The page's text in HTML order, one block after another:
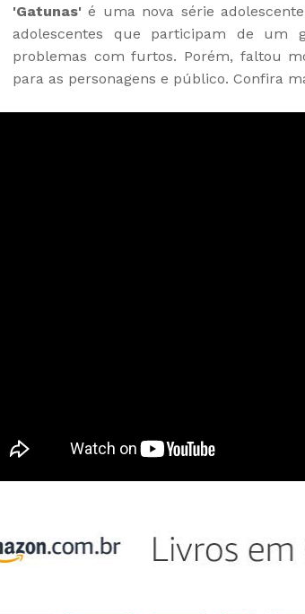
'Gatunas' é uma nova série
adolescentes que participam de um
problemas com furtos. Porém, faltou
para as personagens e público. Confira